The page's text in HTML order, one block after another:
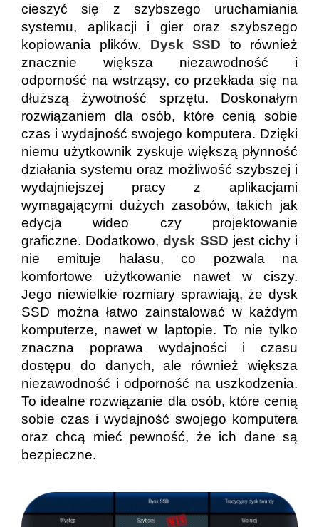
cieszyć się z szybszego uruchamiania
systemu, aplikacji i gier oraz szybszego
kopiowania plików. Dysk SSD to również
znacznie większa niezawodność i
odporność na wstrząsy, co przekłada się na
dłuższą żywotność sprzętu. Doskonałym
rozwiązaniem dla osób, które cenią sobie
czas i wydajność swojego komputera. Dzięki
niemu użytkownik zyskuje większą płynność
działania systemu oraz możliwość szybszej i
wydajniejszej pracy z aplikacjami
wymagającymi dużych zasobów, takich jak
edycja wideo czy projektowanie
graficzne. Dodatkowo,dysk SSD jest cichy i
nie emituje hałasu, co pozwala na
komfortowe użytkowanie nawet w ciszy.
Jego niewielkie rozmiary sprawiają, że dysk
SSD można łatwo zainstalować w każdym
komputerze, nawet w laptopie. To nie tylko
znaczna poprawa wydajności i czasu
dostępu do danych, ale również większa
niezawodność i odporność na uszkodzenia.
To idealne rozwiązanie dla osób, które cenią
sobie czas i wydajność swojego komputera
oraz chcą mieć pewność, że ich dane są
bezpieczne.